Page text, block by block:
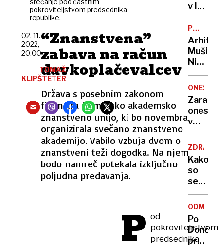
pokroviteljstvom predsednika
republike.
“Znanstvena”
zabava na račun
davkoplačevalcev
Država s posebnim zakonom
financira Pomursko akademsko
znanstveno unijo, ki bo novembra
organizirala svečano znanstveno
akademijo. Vabilo vzbuja dvom o
znanstveni teži dogodka. Na njem
bodo namreč potekala izključno
poljudna predavanja.
02. 11.
2022,
20.00
TOMAŽ
KLIPŠTETER
P od
pokroviteljstvom
predsednika
v lov
na
nov
rekord
CENTER
Mušič:
Nikoli
nisem
da je
to v
moji
sploh
Zaradi
v
delu
voda
Kako
so
se
cilji
vlade
Po